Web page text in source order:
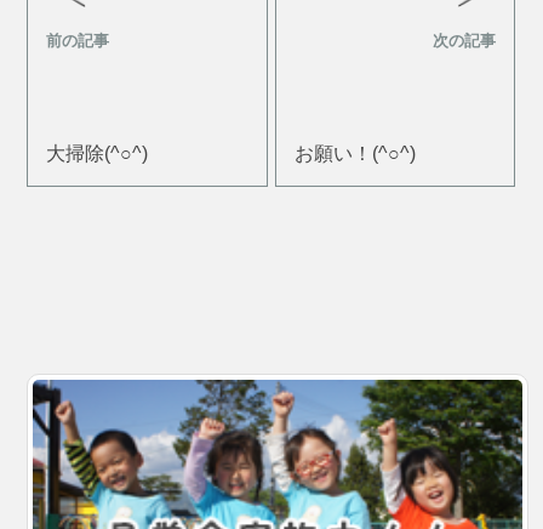
前の記事
大掃除(^○^)
次の記事
お願い！(^○^)